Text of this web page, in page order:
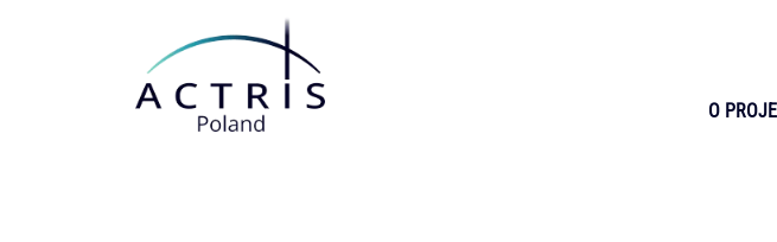
O
Stacje pomiarowe
Warszawska Stacja Obserwacyjna